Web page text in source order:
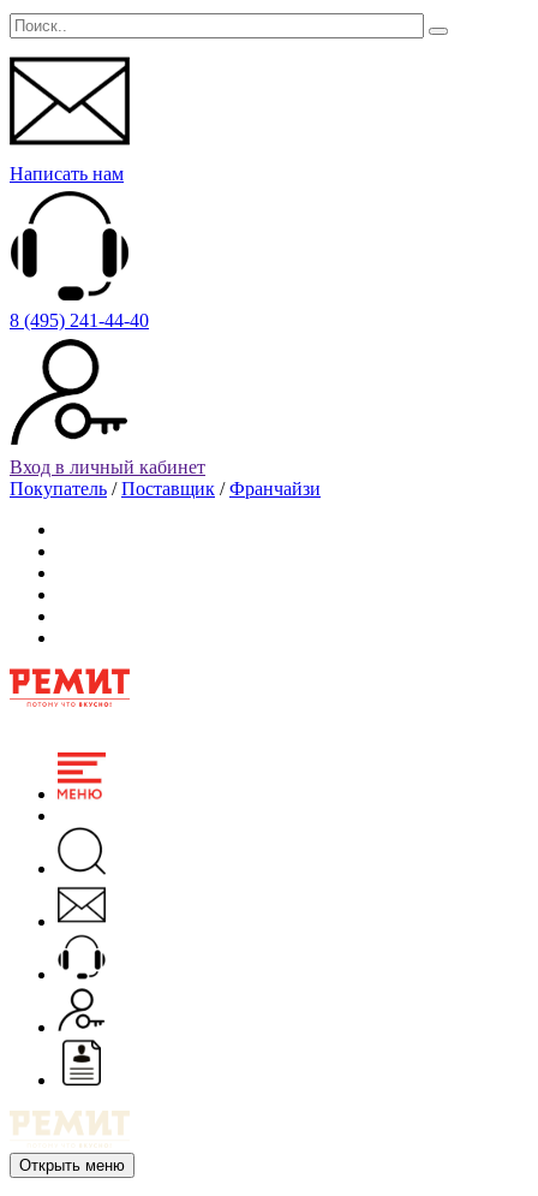
Написать нам
8 (495) 241-44-40
Вход в личный кабинет
Покупатель /Поставщик /Франчайзи
Открыть меню